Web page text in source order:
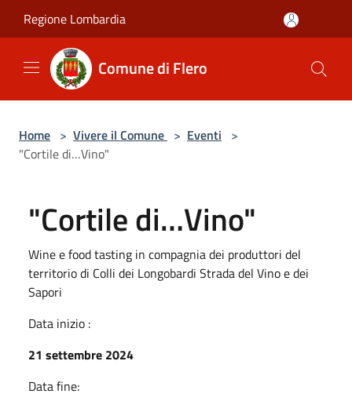
Regione Lombardia
Comune di Flero
Home > Vivere il Comune > Eventi >
"Cortile di…Vino"
"Cortile di…Vino"
Wine e food tasting in compagnia dei produttori del
territorio di Colli dei Longobardi Strada del Vino e dei
Sapori
Data inizio :
21 settembre 2024
Data fine: